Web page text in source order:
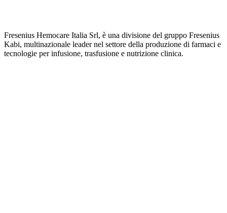
Fresenius Hemocare Italia Srl, è una divisione del gruppo Fresenius
Kabi, multinazionale leader nel settore della produzione di farmaci e
tecnologie per infusione, trasfusione e nutrizione clinica.